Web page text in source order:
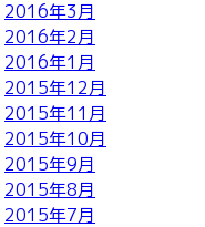
2016年3月
2016年2月
2016年1月
2015年12月
2015年11月
2015年10月
2015年9月
2015年8月
2015年7月